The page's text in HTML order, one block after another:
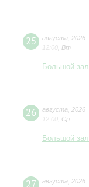
25 августа
2026
12:00 Вт
Большой зал
26 августа
2026
12:00 Ср
Большой зал
27 августа
2026